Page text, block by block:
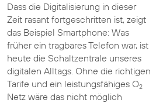
Dass die Digitalisierung in dieser
Zeit rasant fortgeschritten ist, zeigt
das Beispiel Smartphone: Was
früher ein tragbares Telefon war, ist
heute die Schaltzentrale unseres
digitalen Alltags. Ohne die richtigen
Tarife und ein leistungsfähiges O2
Netz wäre das nicht möglich